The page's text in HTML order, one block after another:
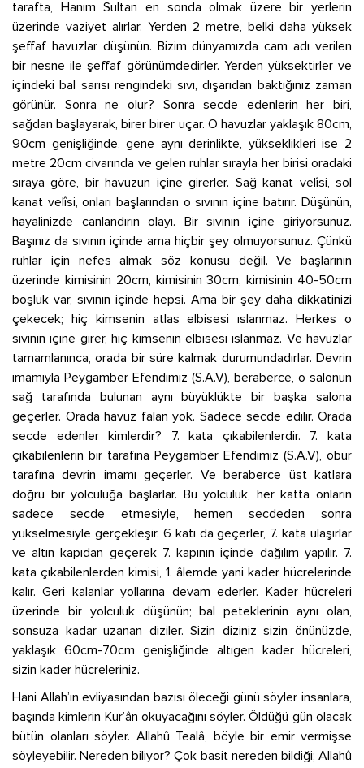
tarafta, Hanım Sultan en sonda olmak üzere bir yerlerin
üzerinde vaziyet alırlar. Yerden 2 metre, belki daha yüksek
şeffaf havuzlar düşünün. Bizim dünyamızda cam adı verilen
bir nesne ile şeffaf görünümdedirler. Yerden yüksektirler ve
içindeki bal sarısı rengindeki sıvı, dışarıdan baktığınız zaman
görünür. Sonra ne olur? Sonra secde edenlerin her biri,
sağdan başlayarak, birer birer uçar. O havuzlar yaklaşık 80cm,
90cm genişliğinde, gene aynı derinlikte, yükseklikleri ise 2
metre 20cm civarında ve gelen ruhlar sırayla her birisi oradaki
sıraya göre, bir havuzun içine girerler. Sağ kanat velîsi, sol
kanat velîsi, onları başlarından o sıvının içine batırır. Düşünün,
hayalinizde canlandırın olayı. Bir sıvının içine giriyorsunuz.
Başınız da sıvının içinde ama hiçbir şey olmuyorsunuz. Çünkü
ruhlar için nefes almak söz konusu değil. Ve başlarının
üzerinde kimisinin 20cm, kimisinin 30cm, kimisinin 40-50cm
boşluk var, sıvının içinde hepsi. Ama bir şey daha dikkatinizi
çekecek; hiç kimsenin atlas elbisesi ıslanmaz. Herkes o
sıvının içine girer, hiç kimsenin elbisesi ıslanmaz. Ve havuzlar
tamamlanınca, orada bir süre kalmak durumundadırlar. Devrin
imamıyla Peygamber Efendimiz (S.A.V), beraberce, o salonun
sağ tarafında bulunan aynı büyüklükte bir başka salona
geçerler. Orada havuz falan yok. Sadece secde edilir. Orada
secde edenler kimlerdir? 7. kata çıkabilenlerdir. 7. kata
çıkabilenlerin bir tarafına Peygamber Efendimiz (S.A.V), öbür
tarafına devrin imamı geçerler. Ve beraberce üst katlara
doğru bir yolculuğa başlarlar. Bu yolculuk, her katta onların
sadece secde etmesiyle, hemen secdeden sonra
yükselmesiyle gerçekleşir. 6 katı da geçerler, 7. kata ulaşırlar
ve altın kapıdan geçerek 7. kapının içinde dağılım yapılır. 7.
kata çıkabilenlerden kimisi, 1. âlemde yani kader hücrelerinde
kalır. Geri kalanlar yollarına devam ederler. Kader hücreleri
üzerinde bir yolculuk düşünün; bal peteklerinin aynı olan,
sonsuza kadar uzanan diziler. Sizin diziniz sizin önünüzde,
yaklaşık 60cm-70cm genişliğinde altıgen kader hücreleri,
sizin kader hücreleriniz.
Hani Allah’ın evliyasından bazısı öleceği günü söyler insanlara,
başında kimlerin Kur’ân okuyacağını söyler. Öldüğü gün olacak
bütün olanları söyler. Allahû Tealâ, böyle bir emir vermişse
söyleyebilir. Nereden biliyor? Çok basit nereden bildiği; Allahû